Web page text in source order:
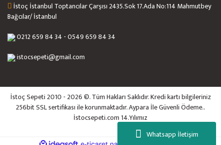
Whatsapp İletişim
İstoç İstanbul Toptancılar Çarşısı 2435.Sok 17.Ada No:114 Mahmutbey
Bağcılar/ İstanbul
0212 659 84 34 - 0549 659 84 34
istocsepeti@gmail.com
İstoç Sepeti 2010 - 2026 ©. Tüm Hakları Saklıdır. Kredi kartı bilgileriniz
256bit SSL sertifikası ile korunmaktadır. Aypara İle Güvenli Ödeme..
İstocsepeti.com 14.Yılımız